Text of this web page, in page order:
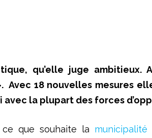
qu’elle juge ambitieux.
18 nouvelles mesures
la plupart des forces
ce que souhaite la municipalité